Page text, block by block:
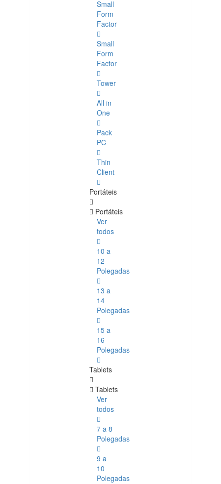
Small
Form
Factor
Small
Form
Factor
Tower
All in
One
Pack
PC
Thin
Client
Portáteis
Portáteis
Ver
todos
10 a
12
Polegadas
13 a
14
Polegadas
15 a
16
Polegadas
Tablets
Tablets
Ver
todos
7 a 8
Polegadas
9 a
10
Polegadas